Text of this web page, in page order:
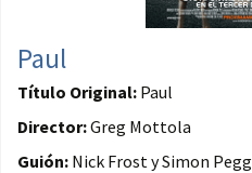
Paul
Título Original: Paul
Director:Greg Mottola
Guión: Nick Frost y Simon Pegg